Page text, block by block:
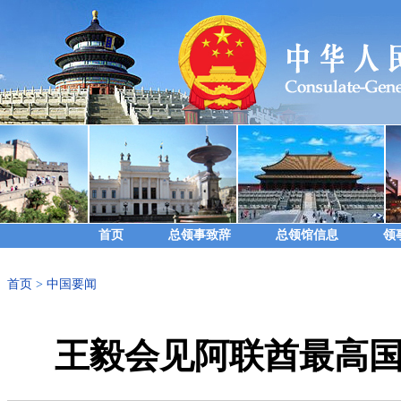
首页 总领事致辞 总领馆信息 领
首页 > 中国要闻
王毅会见阿联酋最高